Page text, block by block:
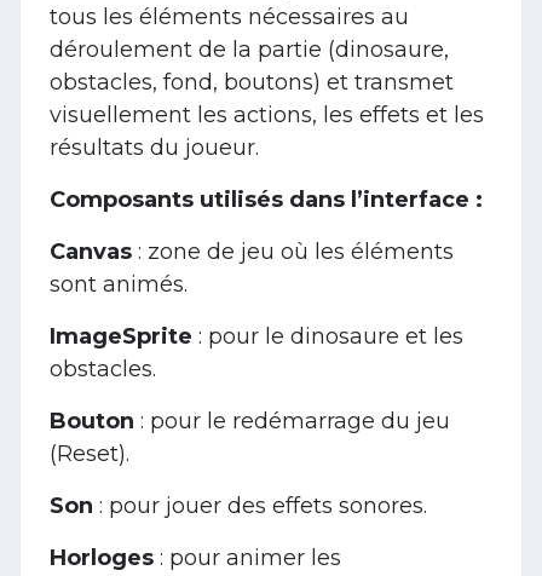
tous les éléments nécessaires au
déroulement de la partie (dinosaure,
obstacles, fond, boutons) et transmet
visuellement les actions, les effets et les
résultats du joueur.
Composants utilisés dans l’interface :
Canvas : zone de jeu où les éléments
sont animés.
ImageSprite : pour le dinosaure et les
obstacles.
Bouton : pour le redémarrage du jeu
(Reset).
Son : pour jouer des effets sonores.
Horloges : pour animer les